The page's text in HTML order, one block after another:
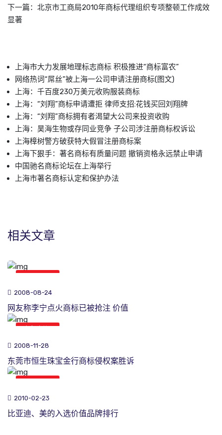
下一篇： 北京市工商局2010年商标代理组织专项整顿工作成效
显著
上海市大力发展地理标志商标 积极推进“商标富农”
网络热词“屌丝”被上海一公司申请注册商标(图文)
上海：千百度230万美元收购服装商标
上海：“刘翔”商标申请遭拒 律师支招:花钱买回刘翔牌
上海：“刘翔”商标拥有者渴望大公司来投资收购
上海：昊海生物或存同业竞争 子公司涉注册商标权诉讼
上海樟树警方破获特大假冒注册商标案
上海下狠手：著名商标有质量问题 撤销资格永远禁止申请
中国驰名商标论坛在上海举行
上海市著名商标认定和保护办法
相关文章
2008-08-24
网友称李宁点火商标已被抢注 价值
2008-11-28
东莞市恒生珠宝金行商标侵权案胜诉
2010-02-23
比亚迪、美的入选价值品牌排行